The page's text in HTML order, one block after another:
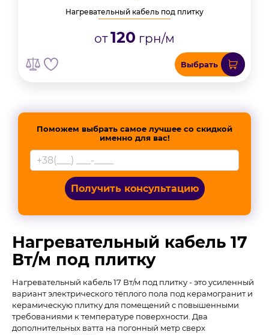
Нагревательный кабель под плитку
от120 грн/м
Выбрать
Поможем выбрать самое лучшее со скидкой
именно для вас!
Получить консультацию
Нагревательный кабель 17
Вт/м под плитку
Нагревательный кабель 17 Вт/м под плитку - это усиленный
вариант электрического тёплого пола под керамогранит и
керамическую плитку для помещений с повышенными
требованиями к температуре поверхности. Два
дополнительных ватта на погонный метр сверх